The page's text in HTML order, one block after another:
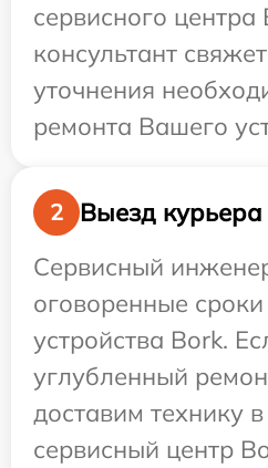
сервисного
консультант
уточнения
ремонта Вашего
2
Выезд курьера
Сервисный
оговоренные
устройства Bork.
углубленный
доставим технику
сервисный центр